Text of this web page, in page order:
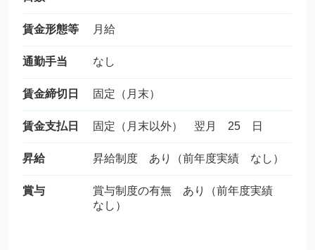
賃金形態等 月給
通勤手当 なし
賃金締切日 固定（月末）
賃金支払日 固定（月末以外） 翌月 25 日
昇給 昇給制度 あり（前年度実績 なし）
賞与
賞与制度の有無 あり（前年度実績
なし）